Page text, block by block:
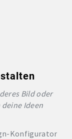
Bild oder
Ideen
Konfigurator